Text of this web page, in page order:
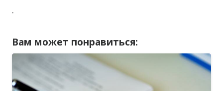
.
Вам может понравиться: